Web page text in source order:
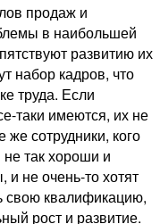
продаж и
в наибольшей
развитию их
набор кадров, что
труда. Если
таки имеются, их не
же сотрудники, кого
так хороши и
и не очень-то хотят
свою квалификацию,
рост и развитие.